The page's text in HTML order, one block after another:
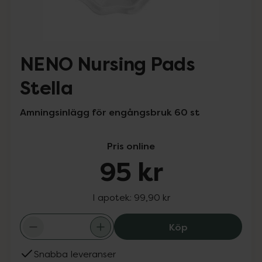
NENO Nursing Pads
Stella
Amningsinlägg för engångsbruk 60 st
Pris online
95 kr
I apotek: 99,90 kr
KöpNENO Nursing
Snabba leveranser